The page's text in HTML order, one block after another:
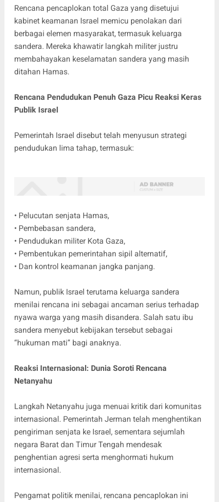
Rencana pencaplokan total Gaza yang disetujui
kabinet keamanan Israel memicu penolakan dari
berbagai elemen masyarakat, termasuk keluarga
sandera. Mereka khawatir langkah militer justru
membahayakan keselamatan sandera yang masih
ditahan Hamas.
Rencana Pendudukan Penuh Gaza Picu Reaksi Keras
Publik Israel
Pemerintah Israel disebut telah menyusun strategi
pendudukan lima tahap, termasuk:
• Pelucutan senjata Hamas,
• Pembebasan sandera,
• Pendudukan militer Kota Gaza,
• Pembentukan pemerintahan sipil alternatif,
• Dan kontrol keamanan jangka panjang.
Namun, publik Israel terutama keluarga sandera
menilai rencana ini sebagai ancaman serius terhadap
nyawa warga yang masih disandera. Salah satu ibu
sandera menyebut kebijakan tersebut sebagai
“hukuman mati” bagi anaknya.
Reaksi Internasional: Dunia Soroti Rencana
Netanyahu
Langkah Netanyahu juga menuai kritik dari komunitas
internasional. Pemerintah Jerman telah menghentikan
pengiriman senjata ke Israel, sementara sejumlah
negara Barat dan Timur Tengah mendesak
penghentian agresi serta menghormati hukum
internasional.
Pengamat politik menilai, rencana pencaplokan ini